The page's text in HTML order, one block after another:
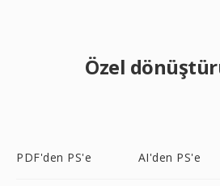
Özel
PDF'den PS'e AI'den PS'e